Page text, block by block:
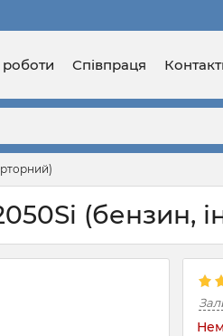
Співпраця
(бензин,